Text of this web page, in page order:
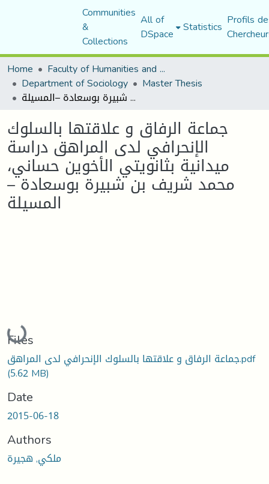
Communities
&
Collections
All of
DSpace Statistics Profils
Home
Faculty of Humanities and Social Sciences
Department of Sociology Master Thesis
جماعة الرفاق و علاقتها بالسلوك الإنحرافي لدى المراهق دراسة ميدانية بثانويتي الأخوين حساني، محمد شريف بن شبيرة بوسعادة –المسيلة
جماعة الرفاق و علاقتها بالسلوك
الإنحرافي لدى المراهق دراسة
ميدانية بثانويتي الأخوين حساني،
محمد شريف بن شبيرة بوسعادة –
المسيلة
Loading...
Files
جماعة الرفاق و علاقتها بالسلوك الإنحرافي لدى المراهق.pdf
(5.62 MB)
Date
2015-06-18
Authors
ملكي, هجيرة